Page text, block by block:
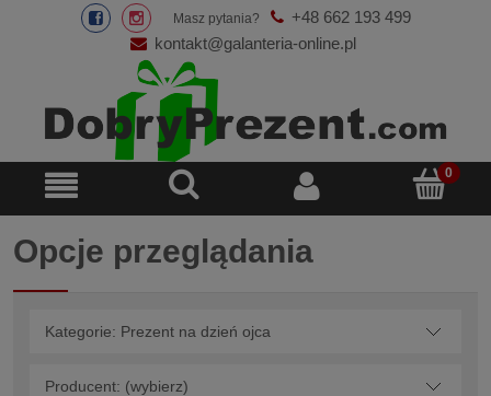
Masz pytania?
+48 662 193 499
kontakt@galanteria-online.pl
Opcje przeglądania
Kategorie: Prezent na dzień ojca
Producent: (wybierz)